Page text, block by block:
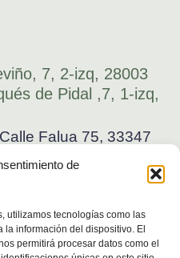
de
utilizamos tecnologías como las
información del dispositivo. El
permitirá procesar datos como el
7, 2-izq, 28003
de Pidal ,7, 1-izq,
Falua 75, 33347
Asturias.
459
459